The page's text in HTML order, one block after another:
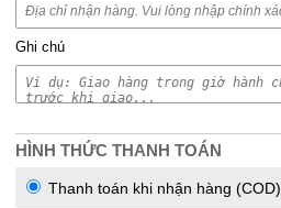
Ghi chú
HÌNH THỨC THANH TOÁN
Thanh toán khi nhận hàng (COD)